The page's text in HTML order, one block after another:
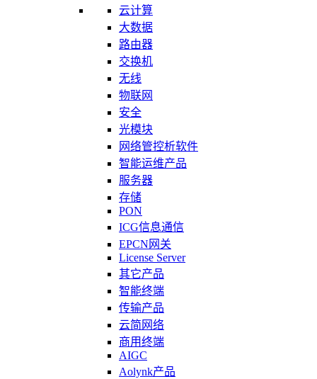
云计算
大数据
路由器
交换机
无线
物联网
安全
光模块
网络管控析软件
智能运维产品
服务器
存储
PON
ICG信息通信
EPCN网关
License Server
其它产品
智能终端
传输产品
云简网络
商用终端
AIGC
Aolynk产品